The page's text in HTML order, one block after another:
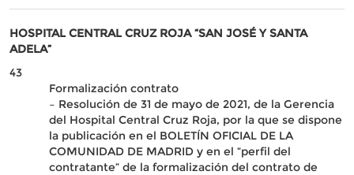
HOSPITAL CENTRAL CRUZ ROJA “SAN JOSÉ Y SANTA
ADELA”
43
Formalización contrato
– Resolución de 31 de mayo de 2021, de la Gerencia
del Hospital Central Cruz Roja, por la que se dispone
la publicación en el BOLETÍN OFICIAL DE LA
COMUNIDAD DE MADRID y en el “perfil del
contratante” de la formalización del contrato de